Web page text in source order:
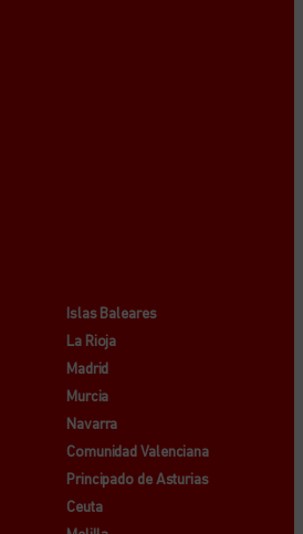
Islas Baleares
La Rioja
Madrid
Murcia
Navarra
Comunidad Valenciana
Principado de Asturias
Ceuta